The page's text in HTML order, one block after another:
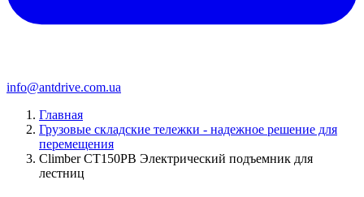
info@antdrive.com.ua
Главная
Грузовые складские тележки - надежное решение для
перемещения
Climber CT150PB Электрический подъемник для
лестниц